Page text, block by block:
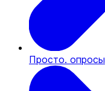
Просто. опросы